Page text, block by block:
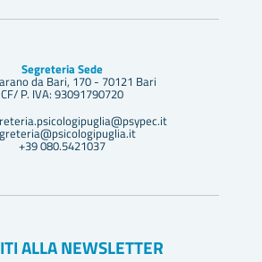
Segreteria Sede
da Bari, 170 - 70121 Bari
CF/ P. IVA: 93091790720
+39 080.5421037
ALLA NEWSLETTER